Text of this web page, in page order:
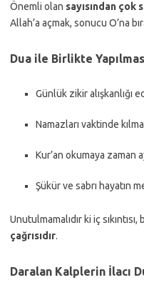
Önemli olan sayısından
Allah’a açmak, sonucu O’na
Dua ile Birlikte
Günlük zikir alışkanlığı
Namazları vaktinde
Kur’an okumaya zaman
Şükür ve sabrı hayatın
Unutulmamalıdır ki iç
çağrısıdır.
Daralan Kalplerin İlacı